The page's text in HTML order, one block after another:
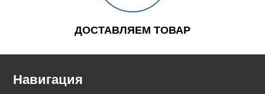
ДОСТАВЛЯЕМ ТОВАР
Навигация